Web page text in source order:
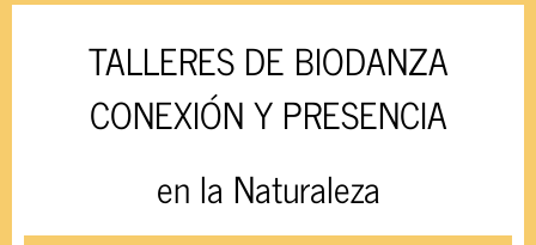
TALLERES DE BIODANZA
CONEXIÓN Y PRESENCIA
en la Naturaleza